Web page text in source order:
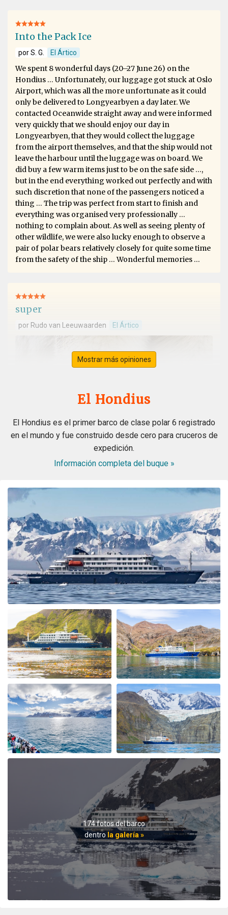
Into the Pack Ice
por S. G. El Ártico
We spent 8 wonderful days (20–27 June 26) on the
Hondius … Unfortunately, our luggage got stuck at Oslo
Airport, which was all the more unfortunate as it could
only be delivered to Longyearbyen a day later. We
contacted Oceanwide straight away and were informed
very quickly that we should enjoy our day in
Longyearbyen, that they would collect the luggage
from the airport themselves, and that the ship would not
leave the harbour until the luggage was on board. We
did buy a few warm items just to be on the safe side …,
but in the end everything worked out perfectly and with
such discretion that none of the passengers noticed a
thing … The trip was perfect from start to finish and
everything was organised very professionally …
nothing to complain about. As well as seeing plenty of
other wildlife, we were also lucky enough to observe a
pair of polar bears relatively closely for quite some time
from the safety of the ship … Wonderful memories …
super
por Rudo van Leeuwaarden El Ártico
ongeloofelijke ervaring
My Second Oceanwide Expedition!
por John Zingrich El Ártico
My August 2025 Arctic adventure was my second trip
with Oceanwide Expeditions. The first was aboard the
Plancius, this trip aboard the Hondius. It was no
surprise that this trip far exceeded all expectations for
comfort, delicious meals, and exciting adventures
ashore. The top notch expedition staff is knowledgable
and professional citing detailed information about
wildlife, terrain, and other aspects of the environment.
Daily lectures were informative and captivating.
Additionally, interactions with all other crew, dining,
and staff members were friendly and professional
delivering a first class experience. All are true
professionals. When the voyage ended, disembarking
the ship included lots of hugs and a few tears amongst
staff and passengers. It was indeed a very fine
adventure. In my estimation there is no finer fleet of
ships that are staffed with friendly, professional
personnel. I hope to travel with Oceanwide expeditions
again. John Zingrich
Mostrar más opiniones
El Hondius
El Hondius es el primer barco de clase polar 6 registrado
en el mundo y fue construido desde cero para cruceros de
expedición.
Información completa del buque »
174 fotos del barco
dentro la galería »